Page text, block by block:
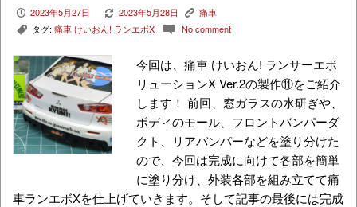
P 2023年5月27日 V 2023年5月28日 K 痛車
, タグ: 痛車 けいおん! ランエボX c No comment
今回は、痛車 けいおん! ランサーエボ
リューションX Ver.2の製作⑪をご紹介
します！ 前回、窓ガラスの水研ぎや、
ボディのモール、フロントバンパーダ
クト、リアバンパーなどを塗り分けた
ので、今回は完成に向けて各部を簡単
に塗り分け、外装各部を組み立てて痛
車ランエボXを仕上げていきます。そして記事の最後には完成